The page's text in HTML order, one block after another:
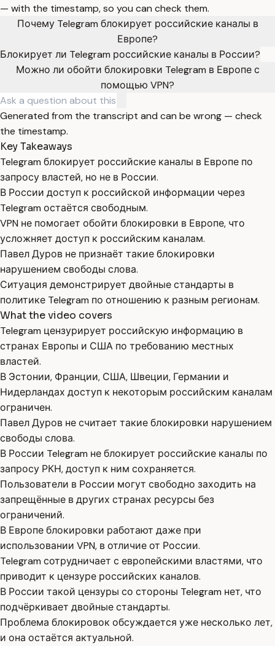
— with the timestamp, so you can check them.
Почему Telegram блокирует российские каналы в
Европе?
Блокирует ли Telegram российские каналы в России?
Можно ли обойти блокировки Telegram в Европе с
помощью VPN?
Generated from the transcript and can be wrong — check
the timestamp.
Key Takeaways
Telegram блокирует российские каналы в Европе по
запросу властей, но не в России.
В России доступ к российской информации через
Telegram остаётся свободным.
VPN не помогает обойти блокировки в Европе, что
усложняет доступ к российским каналам.
Павел Дуров не признаёт такие блокировки
нарушением свободы слова.
Ситуация демонстрирует двойные стандарты в
политике Telegram по отношению к разным регионам.
What the video covers
Telegram цензурирует российскую информацию в
странах Европы и США по требованию местных
властей.
В Эстонии, Франции, США, Швеции, Германии и
Нидерландах доступ к некоторым российским каналам
ограничен.
Павел Дуров не считает такие блокировки нарушением
свободы слова.
В России Telegram не блокирует российские каналы по
запросу РКН, доступ к ним сохраняется.
Пользователи в России могут свободно заходить на
запрещённые в других странах ресурсы без
ограничений.
В Европе блокировки работают даже при
использовании VPN, в отличие от России.
Telegram сотрудничает с европейскими властями, что
приводит к цензуре российских каналов.
В России такой цензуры со стороны Telegram нет, что
подчёркивает двойные стандарты.
Проблема блокировок обсуждается уже несколько лет,
и она остаётся актуальной.